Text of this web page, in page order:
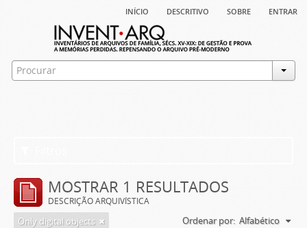
início descritivo sobre entrar
MOSTRAR 1 RESULTADOS
DESCRIÇÃO ARQUIVÍSTICA
Only digital objects Ordenar por: Alfabético